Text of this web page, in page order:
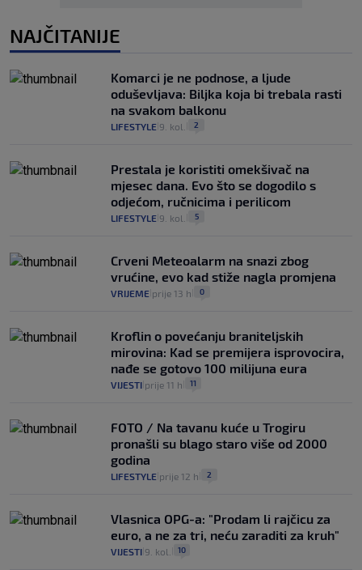
NAJČITANIJE
Komarci je ne podnose, a ljude
oduševljava: Biljka koja bi trebala rasti
na svakom balkonu
LIFESTYLE 9. kol. 2
Prestala je koristiti omekšivač na
mjesec dana. Evo što se dogodilo s
odjećom, ručnicima i perilicom
LIFESTYLE 9. kol. 5
Crveni Meteoalarm na snazi zbog
vrućine, evo kad stiže nagla promjena
VRIJEME prije 13 h 0
Kroflin o povećanju braniteljskih
mirovina: Kad se premijera isprovocira,
nađe se gotovo 100 milijuna eura
VIJESTI prije 11 h 11
FOTO / Na tavanu kuće u Trogiru
pronašli su blago staro više od 2000
godina
LIFESTYLE prije 12 h 2
Vlasnica OPG-a: "Prodam li rajčicu za
euro, a ne za tri, neću zaraditi za kruh"
VIJESTI 9. kol. 10